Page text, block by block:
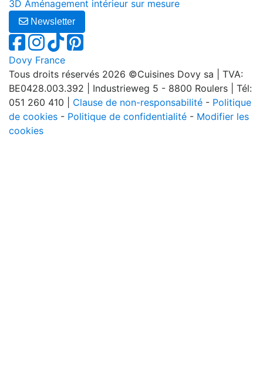
3D Aménagement intérieur sur mesure
Newsletter
Dovy France
Tous droits réservés 2026 ©Cuisines Dovy sa | TVA:
BE0428.003.392 | Industrieweg 5 - 8800 Roulers | Tél:
051 260 410 | Clause de non-responsabilité - Politique
de cookies - Politique de confidentialité - Modifier les
cookies